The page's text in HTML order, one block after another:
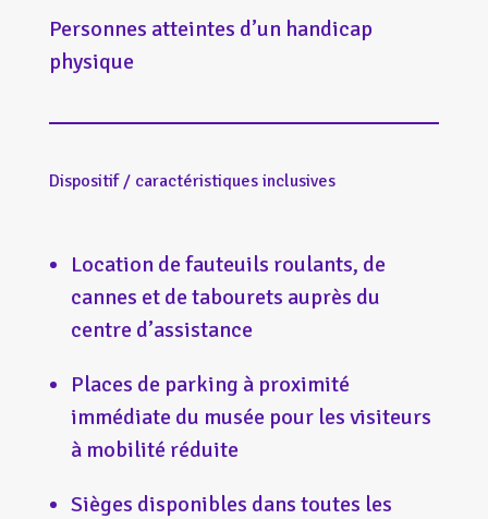
Personnes atteintes d’un handicap
physique
Dispositif / caractéristiques inclusives
Location de fauteuils roulants, de
cannes et de tabourets auprès du
centre d’assistance
Places de parking à proximité
immédiate du musée pour les visiteurs
à mobilité réduite
Sièges disponibles dans toutes les